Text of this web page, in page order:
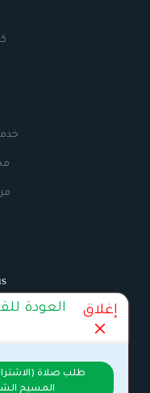
السيرة
إغلاق العودة
طلب صلاة
المسيح